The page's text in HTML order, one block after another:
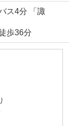
ス4分 「諏
歩36分